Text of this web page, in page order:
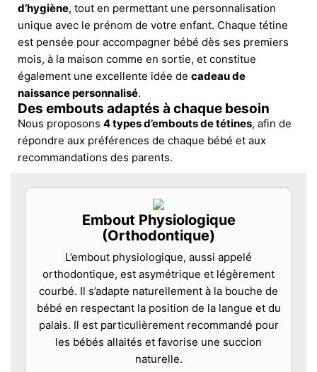
d’hygiène, tout en permettant une personnalisation
unique avec le prénom de votre enfant. Chaque tétine
est pensée pour accompagner bébé dès ses premiers
mois, à la maison comme en sortie, et constitue
également une excellente idée de cadeau de
naissance personnalisé.
Des embouts adaptés à chaque besoin
Nous proposons 4 types d’embouts de tétines, afin de
répondre aux préférences de chaque bébé et aux
recommandations des parents.
Embout Physiologique
(Orthodontique)
L’embout physiologique, aussi appelé
orthodontique, est asymétrique et légèrement
courbé. Il s’adapte naturellement à la bouche de
bébé en respectant la position de la langue et du
palais. Il est particulièrement recommandé pour
les bébés allaités et favorise une succion
naturelle.